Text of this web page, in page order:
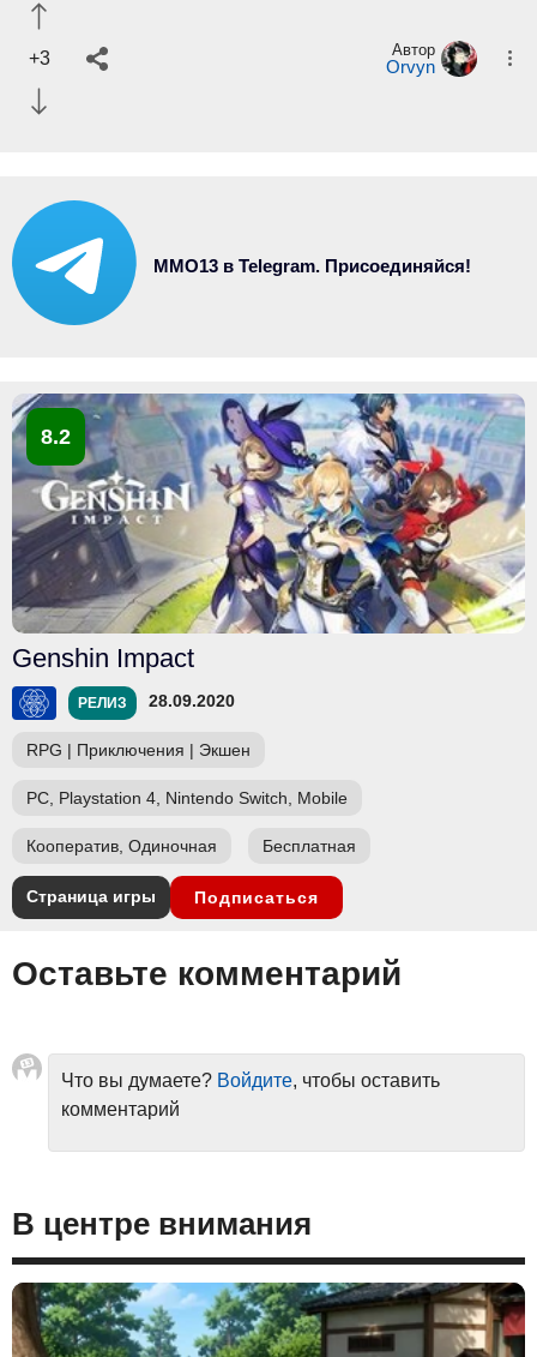
+3 Автор
Orvyn
MMO13 в Telegram. Присоединяйся!
8.2
Genshin Impact
РЕЛИЗ 28.09.2020
RPG | Приключения | Экшен
PC, Playstation 4, Nintendo Switch, Mobile
Кооператив, Одиночная Бесплатная
Страница игры Подписаться
Оставьте комментарий
Что вы думаете? Войдите, чтобы оставить
комментарий
В центре внимания